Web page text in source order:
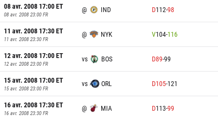
08 avr. 2008 17:00ET
08 avr. 2008 23:00 FR
@ IND D112-98
11 avr. 2008 17:30ET
11 avr. 2008 23:30 FR
@ NYK V104-116
12 avr. 2008 17:00ET
12 avr. 2008 23:00 FR
vs BOS D89-99
15 avr. 2008 17:00ET
15 avr. 2008 23:00 FR
vs ORL D105-121
16 avr. 2008 17:30ET
16 avr. 2008 23:30 FR
@ MIA D113-99